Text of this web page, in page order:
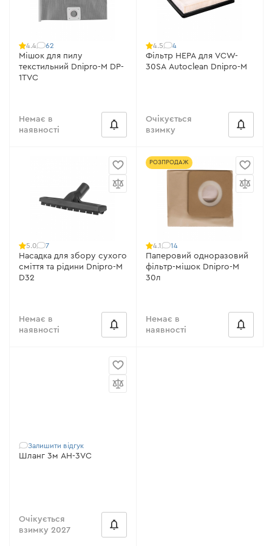
4.4 62
Мішок для пилу
текстильний Dnipro-M DP-
1TVC
Немає в
наявності
4.5 4
Фільтр HEPA для VCW-
30SA Autoclean Dnipro-M
Очікується
взимку
5.0 7
Насадка для збору сухого
сміття та рідини Dnipro-M
D32
Немає в
наявності
РОЗПРОДАЖ
4.1 14
Паперовий одноразовий
фільтр-мішок Dnipro-M
30л
Немає в
наявності
Залишити відгук
Шланг 3м AH-3VC
Очікується
взимку 2027